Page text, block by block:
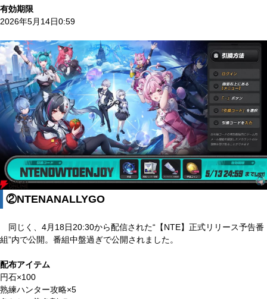
有効期限
2026年5月14日0:59
②NTENANALLYGO
同じく、4月18日20:30から配信された“【NTE】正式リリース予告番
組”内で公開。番組中盤過ぎで公開されました。
配布アイテム
円石×100
熟練ハンター攻略×5